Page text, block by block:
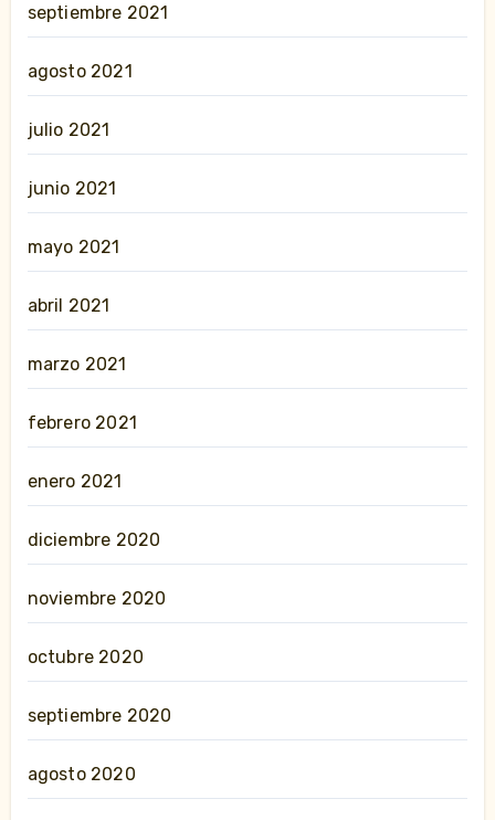
septiembre 2021
agosto 2021
julio 2021
junio 2021
mayo 2021
abril 2021
marzo 2021
febrero 2021
enero 2021
diciembre 2020
noviembre 2020
octubre 2020
septiembre 2020
agosto 2020